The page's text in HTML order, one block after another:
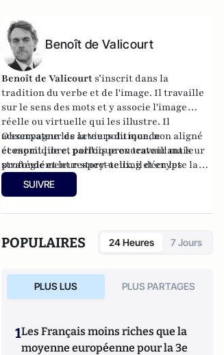
Benoît de Valicourt
Benoît de Valicourt s’inscrit dans la
tradition du verbe et de l'image. Il travaille
sur le sens des mots et y associe l'image
réelle ou virtuelle qui les illustre. Il
accompagne les acteurs du monde
économique et politique en travaillant leur
stratégie et leur story-telling et en les
invitant à engager leur probité et leurs
valeurs sur tous les territoires.
Observateur de la vie politique, non aligné
et esprit libre, parfois provocateur mais
profondément respectueux, il décrypte la
singularité de la classe politique pour
atlantico.fr et est éditorialiste à
SUIVRE
POPULAIRES 24 Heures 7 Jours
PLUS LUS PLUS PARTAGES
1Les Français moins riches que la
moyenne européenne pour la 3e